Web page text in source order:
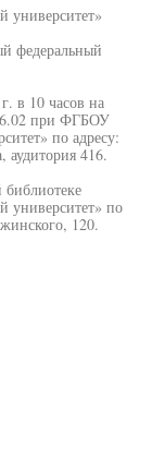
университет»
федеральный
в 10 часов на
при ФГБОУ
по адресу:
416.
университет» по
120.